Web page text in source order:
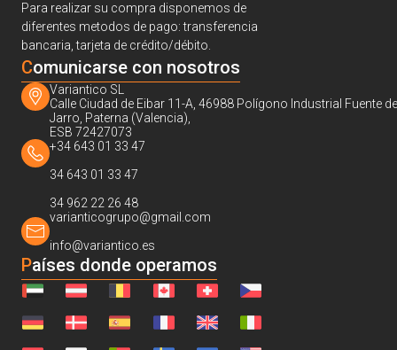
Para realizar su compra disponemos de
diferentes metodos de pago: transferencia
bancaria, tarjeta de crédito/débito.
Comunicarse con nosotros
Variantico SL
Calle Ciudad de Eibar 11-A, 46988 Polígono Industrial Fuente
Jarro, Paterna (Valencia),
ESB 72427073
+34 643 01 33 47
34 643 01 33 47
34 962 22 26 48
varianticogrupo@gmail.com
info@variantico.es
Países donde operamos